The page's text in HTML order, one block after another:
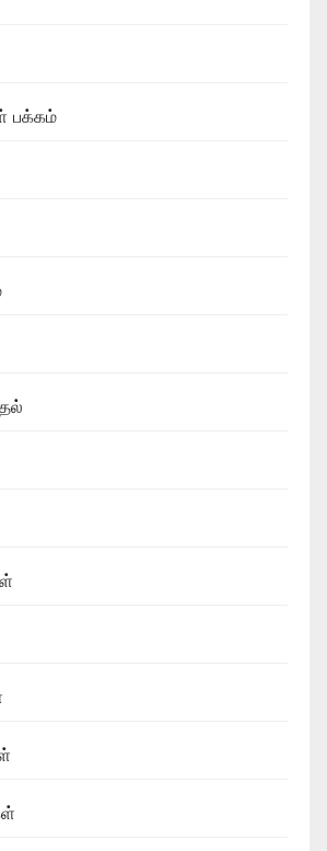
பக்கம்